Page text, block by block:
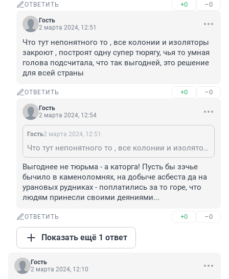
ОТВЕТИТЬ +0 –0
Гость
2 марта 2024, 12:51
Что тут непонятного то , все колонии и изоляторы
закроют , построят одну супер тюрягу, чья то умная
голова подсчитала, что так выгодней, это решение
для всей страны
ОТВЕТИТЬ +0 –0
Гость
2 марта 2024, 12:54
Гость2 марта 2024, 12:51
Что тут непонятного то , все колонии и изоляторы закроют , построят одну супер тюрягу, чья то умная голова подсчитала, что так выгодней, это решение для всей страны
Выгоднее не тюрьма - а каторга! Пусть бы зэчье
бычило в каменоломнях, на добыче асбеста да на
урановых рудниках - поплатились за то горе, что
людям принесли своими деяниями...
ОТВЕТИТЬ +0 –0
Показать ещё 1 ответ
Гость
2 марта 2024, 12:10